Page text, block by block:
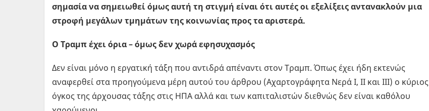
σημασία να σημειωθεί όμως αυτή τη στιγμή είναι ότι αυτές οι εξελίξεις αντανακλούν μια
στροφή μεγάλων τμημάτων της κοινωνίας προς τα αριστερά.
Ο Τραμπ έχει όρια – όμως δεν χωρά εφησυχασμός
Δεν είναι μόνο η εργατική τάξη που αντιδρά απέναντι στον Τραμπ. Όπως έχει ήδη εκτενώς
αναφερθεί στα προηγούμενα μέρη αυτού του άρθρου (Αχαρτογράφητα Νερά Ι, ΙΙ και ΙΙΙ) ο κύριος
όγκος της άρχουσας τάξης στις ΗΠΑ αλλά και των καπιταλιστών διεθνώς δεν είναι καθόλου